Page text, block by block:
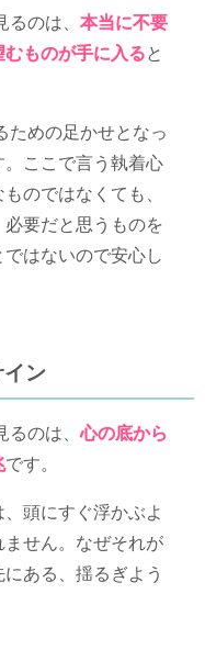
のは、 本当に不要
ものが手に入ると
ための足かせとなっ
ここで言う執着心
のではなくても、
要だと思うものを
はないので安心し
ン
るのは、心の底から
です。
頭にすぐ浮かぶよ
せん。なぜそれが
ある、揺るぎよう